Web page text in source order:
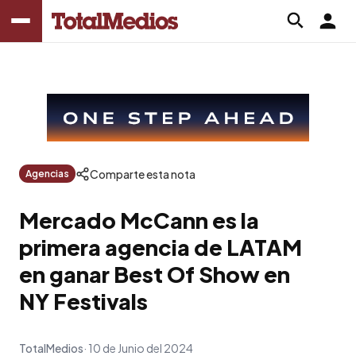
Agencias Comparte esta nota
Mercado McCann es la
primera agencia de LATAM
en ganar Best Of Show en
NY Festivals
TotalMedios 10 de Junio del 2024